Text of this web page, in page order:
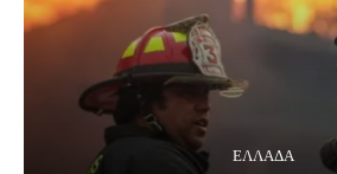
ΕΛΛΑΔΑ